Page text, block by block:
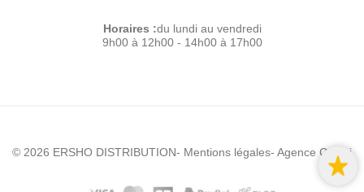
Horaires :du lundi au vendredi
9h00 à 12h00 - 14h00 à 17h00
© 2026 ERSHO DISTRIBUTION- Mentions légales- Agence Colibri